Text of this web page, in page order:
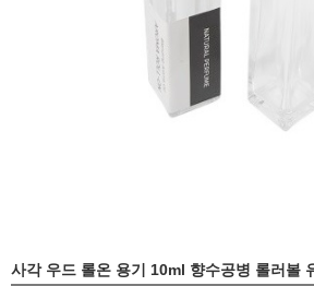
사각 우드 롤온 용기 10ml 향수공병 롤러볼